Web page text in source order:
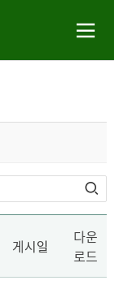
게시일
다운
로드